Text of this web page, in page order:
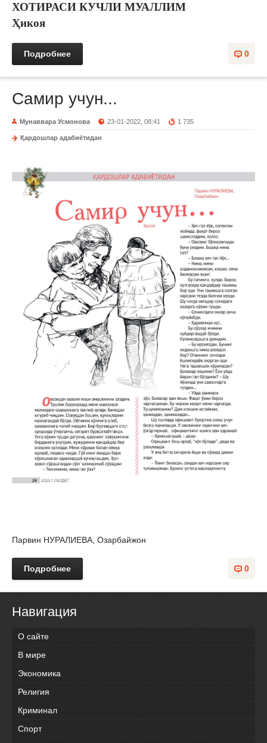
ХОТИРАСИ КУЧЛИ МУАЛЛИМ
Ҳикоя
0
Подробнее
Самир учун...
Мунаввара Усмонова 23-01-2022, 08:41 1 735
Қардошлар адабиётидан
Парвин НУРАЛИЕВА, Озарбайжон
0
Подробнее
Навигация
О сайте
В мире
Экономика
Религия
Криминал
Спорт